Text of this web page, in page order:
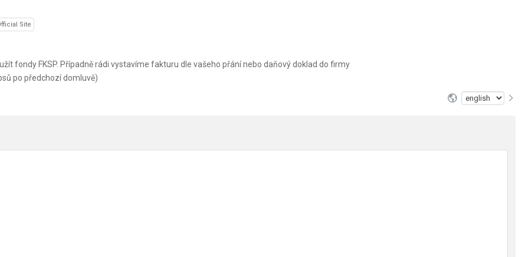
Site
fondy FKSP. Případně rádi vystavíme fakturu dle vašeho přání nebo daňový doklad do firmy
po předchozí domluvě)